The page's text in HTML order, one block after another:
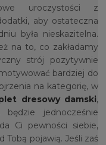
uroczystości z
aby ostateczna
była nieskazitelna.
na to, co zakładamy
strój pozytywnie
bardziej do
na kategorię, w
dresowy damski,
jednocześnie
Ci pewności siebie,
Tobą pojawią. Jeśli zaś